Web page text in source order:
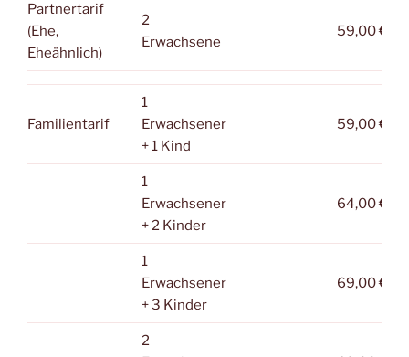
Partnertarif
(Ehe,
Eheähnlich)
2
Erwachsene
59,00 €
Familientarif
1
Erwachsener
+ 1 Kind
59,00 €
1
Erwachsener
+ 2 Kinder
64,00 €
1
Erwachsener
+ 3 Kinder
69,00 €
2